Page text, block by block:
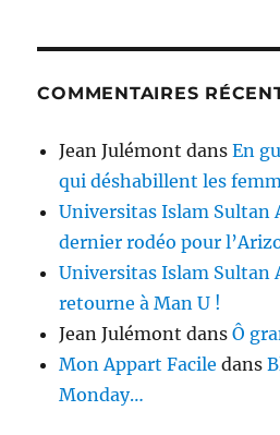
COMMENTAIRES
Jean Julémont dansEn
qui déshabillent les
Universitas Islam Sultan
dernier rodéo pour
Universitas Islam Sultan
retourne à Man U !
Jean Julémont dansÔ
Mon Appart Facile dans
Monday…